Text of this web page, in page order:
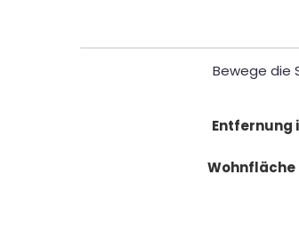
Bewege die
Entfernung
Wohnfläche